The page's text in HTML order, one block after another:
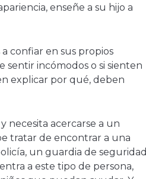
enseñe a su hijo a
confiar en sus propios
sentir incómodos o si sienten
explicar por qué, deben
necesita acercarse a un
tratar de encontrar a una
un guardia de seguridad
a este tipo de persona,